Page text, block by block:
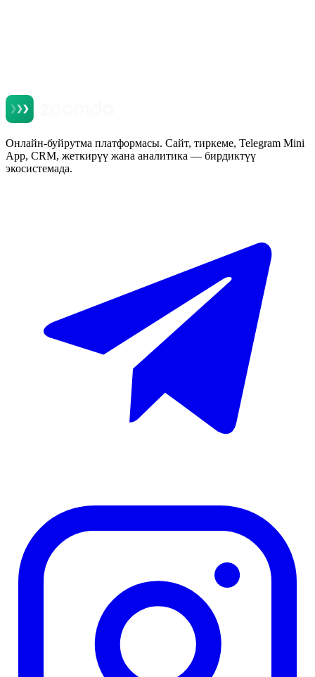
Онлайн-буйрутма платформасы. Сайт, тиркеме, Telegram Mini
App, CRM, жеткирүү жана аналитика — бирдиктүү
экосистемада.